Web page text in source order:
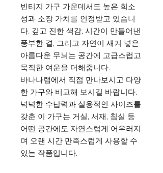
빈티지 가구 가운데서도 높은 희소
성과 소장 가치를 인정받고 있습니
다. 깊고 진한 색감, 시간이 만들어낸
풍부한 결, 그리고 자연이 새겨 넣은
아름다운 무늬는 공간에 고급스럽고
묵직한 여운을 더해줍니다.
바나나랩에서 직접 만나보시고 다양
한 가구와 비교해 보시길 바랍니다.
넉넉한 수납력과 실용적인 사이즈를
갖춘 이 가구는 거실, 서재, 침실 등
어떤 공간에도 자연스럽게 어우러지
며 오랜 시간 만족스럽게 사용할 수
있는 작품입니다.